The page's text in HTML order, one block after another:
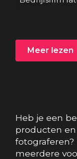
Meer lezen
Heb je een
producten
meerdere